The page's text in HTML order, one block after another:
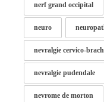
nerf grand occipital
neuro
nevralgie cervico-
nevralgie pudendale
nevrome de morton